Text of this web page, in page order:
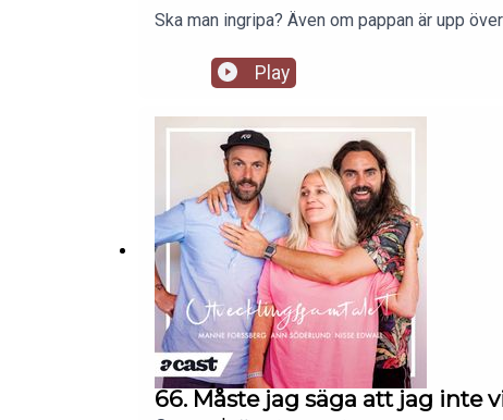
Ska man ingripa? Även om pappan är upp
Play
66. Måste jag säga att jag inte